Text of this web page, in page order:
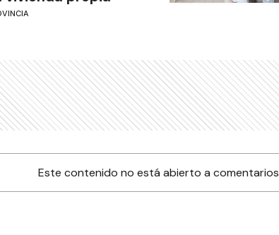
Este contenido no está abierto a comentarios